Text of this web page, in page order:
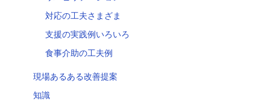
対応の工夫さまざま
支援の実践例いろいろ
食事介助の工夫例
現場あるある改善提案
知識